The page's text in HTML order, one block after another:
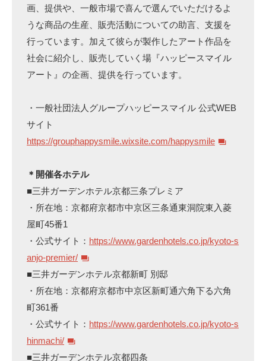
画、提供や、一般市場で喜んで選んでいただけるよ
うな商品の生産、販売活動についての助言、支援を
行っています。加えて彼らが製作したアート作品を
社会に紹介し、販売していく場『ハッピースマイル
アート』の企画、提供を行っています。
・一般社団法人グループハッピースマイル 公式WEB
サイト
https://grouphappysmile.wixsite.com/happysmile
＊開催各ホテル
■三井ガーデンホテル京都三条プレミア
・所在地：京都府京都市中京区三条通東洞院東入菱
屋町45番1
・公式サイト： https://www.gardenhotels.co.jp/kyoto-s
anjo-premier/
■三井ガーデンホテル京都新町 別邸
・所在地：京都府京都市中京区新町通六角下る六角
町361番
・公式サイト： https://www.gardenhotels.co.jp/kyoto-s
hinmachi/
■三井ガーデンホテル京都四条